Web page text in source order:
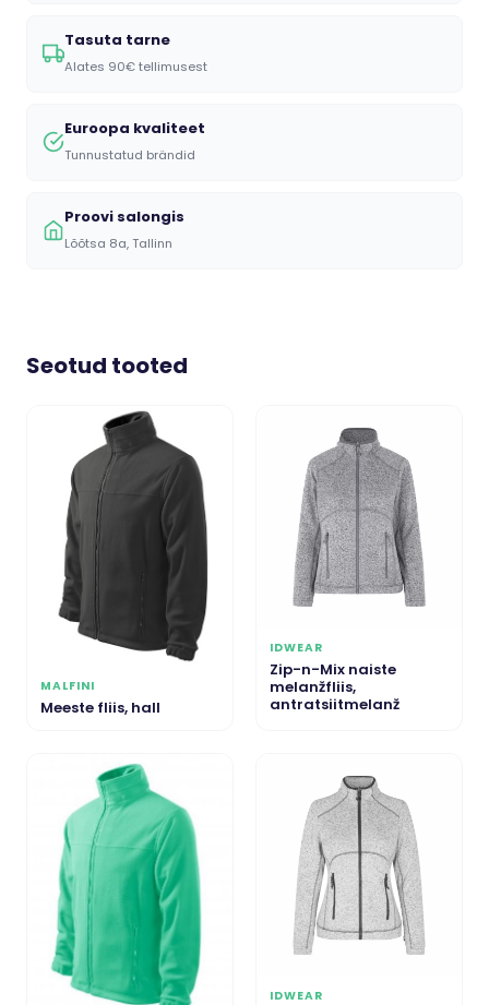
Tasuta tarne
Alates 90€ tellimusest
Euroopa kvaliteet
Tunnustatud brändid
Proovi salongis
Lõõtsa 8a, Tallinn
Seotud tooted
MALFINI
Meeste fliis, hall
IDWEAR
Zip-n-Mix naiste
melanžfliis,
antratsiitmelanž
IDWEAR